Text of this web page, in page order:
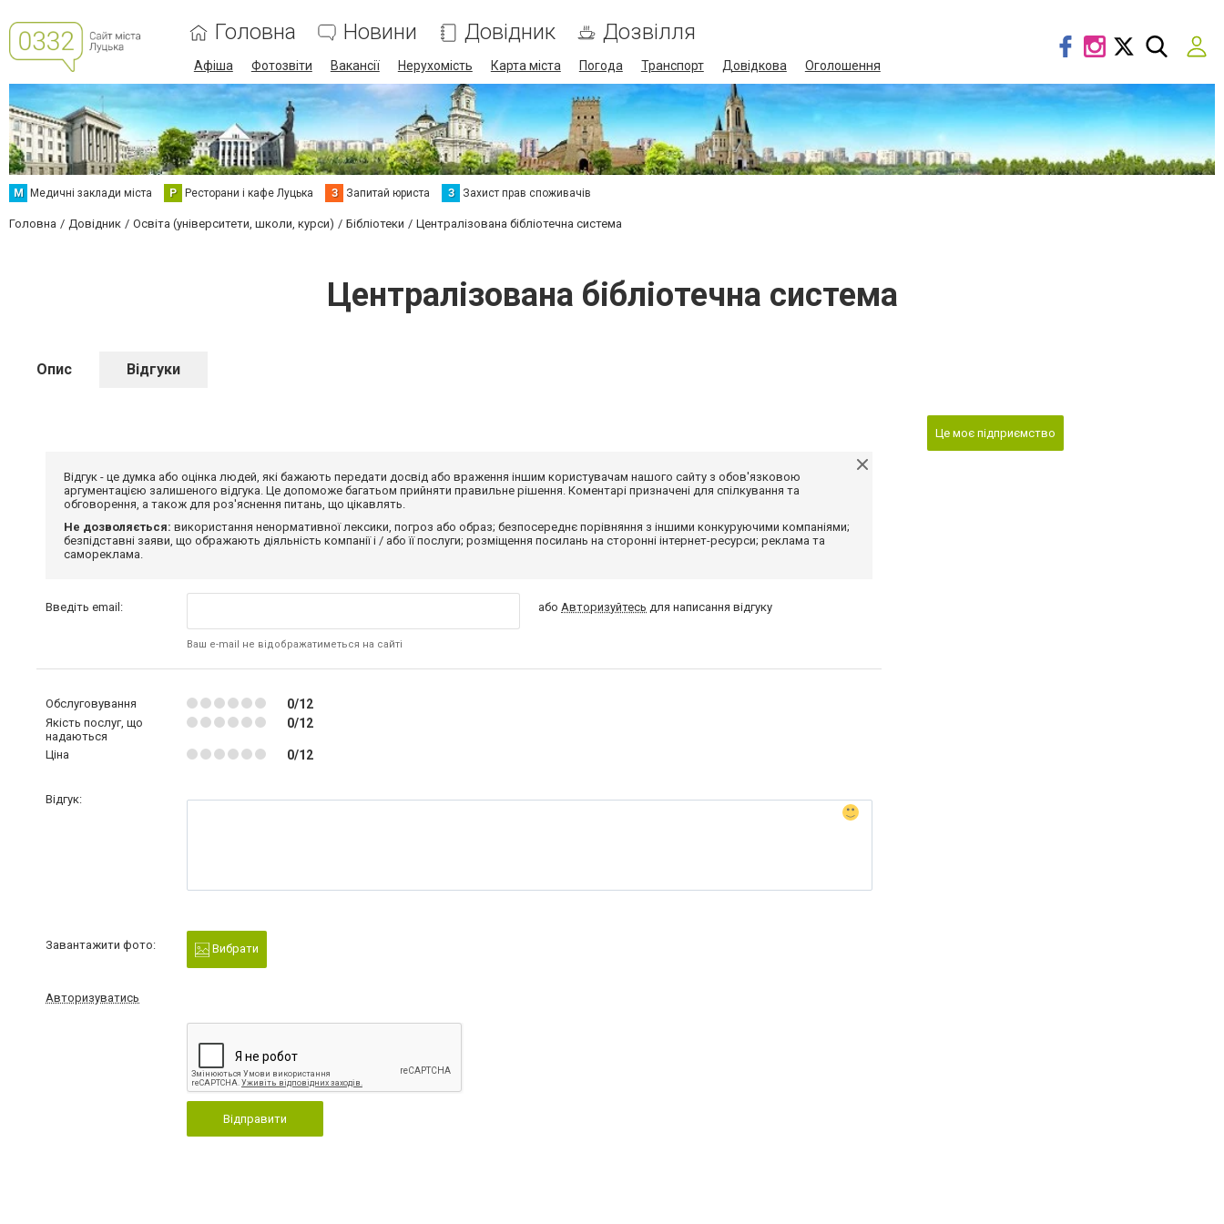
Головна Новини Довідник Дозвілля
Афіша Фотозвіти Вакансії Нерухомість Карта міста Погода Транспорт Довідкова Оголошення
М Медичні заклади міста Р Ресторани і кафе Луцька З Запитай юриста З Захист прав споживачів
Головна Довідник Освіта (університети, школи, курси) Бібліотеки Централізована бібліотечна система
Централізована бібліотечна система
Опис Відгуки
Відгук - це думка або оцінка людей, які бажають передати досвід або враження іншим користувачам нашого сайту з обов'язковою
аргументацією залишеного відгука. Це допоможе багатьом прийняти правильне рішення. Коментарі призначені для спілкування та
обговорення, а також для роз'яснення питань, що цікавлять.
Не дозволяється: використання ненормативної лексики, погроз або образ; безпосереднє порівняння з іншими конкуруючими компаніями;
безпідставні заяви, що ображають діяльність компанії і / або її послуги; розміщення посилань на сторонні інтернет-ресурси; реклама та
самореклама.
Введіть email:
Ваш e-mail не відображатиметься на сайті
абоАвторизуйтесь для написання відгуку
Обслуговування 0/12
Якість послуг, що
надаються
0/12
Ціна 0/12
Відгук:
Завантажити фото: Вибрати
Авторизуватись
Відправити
Це моє підприємство